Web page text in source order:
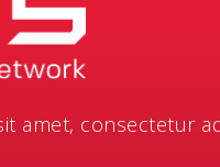
amet, consectetur